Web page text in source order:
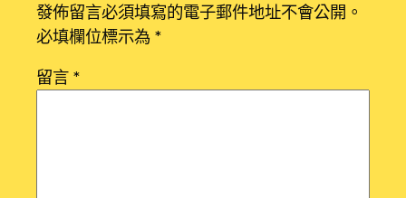
發佈留言必須填寫的電子郵件地址不會公開。
必填欄位標示為 *
留言 *